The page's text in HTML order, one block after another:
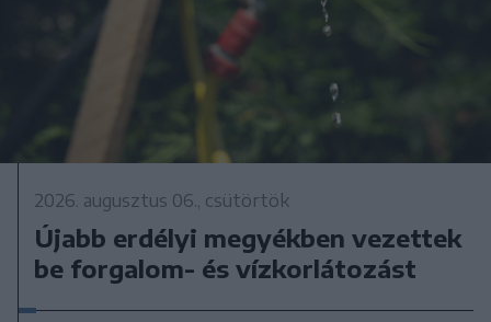
2026. augusztus 06., csütörtök
Újabb erdélyi megyékben vezettek
be forgalom- és vízkorlátozást